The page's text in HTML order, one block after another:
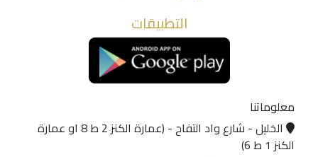
التطبيقات
معلوماتنا
الخليل - شارع واد التفاح - (عمارة الكنز 2 ط 8 او عمارة
الكنز 1 ط 6)